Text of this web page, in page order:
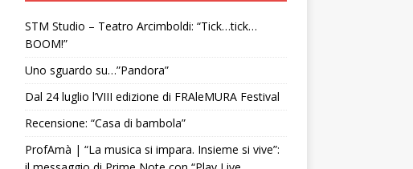
STM Studio – Teatro Arcimboldi: “Tick…tick…
BOOM!”
Uno sguardo su…”Pandora”
Dal 24 luglio l’VIII edizione di FRAleMURA Festival
Recensione: “Casa di bambola”
ProfAmà | “La musica si impara. Insieme si vive”: